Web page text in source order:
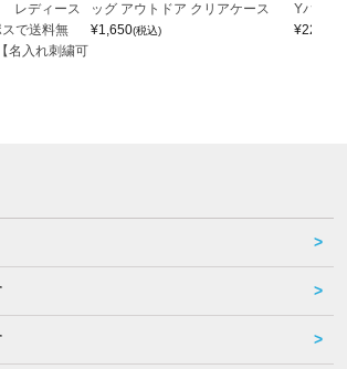
レディース
で送料無
名入れ刺繍可
ッグ アウトドア クリアケース
¥1,650(税込)
Yバッグ
¥22,000